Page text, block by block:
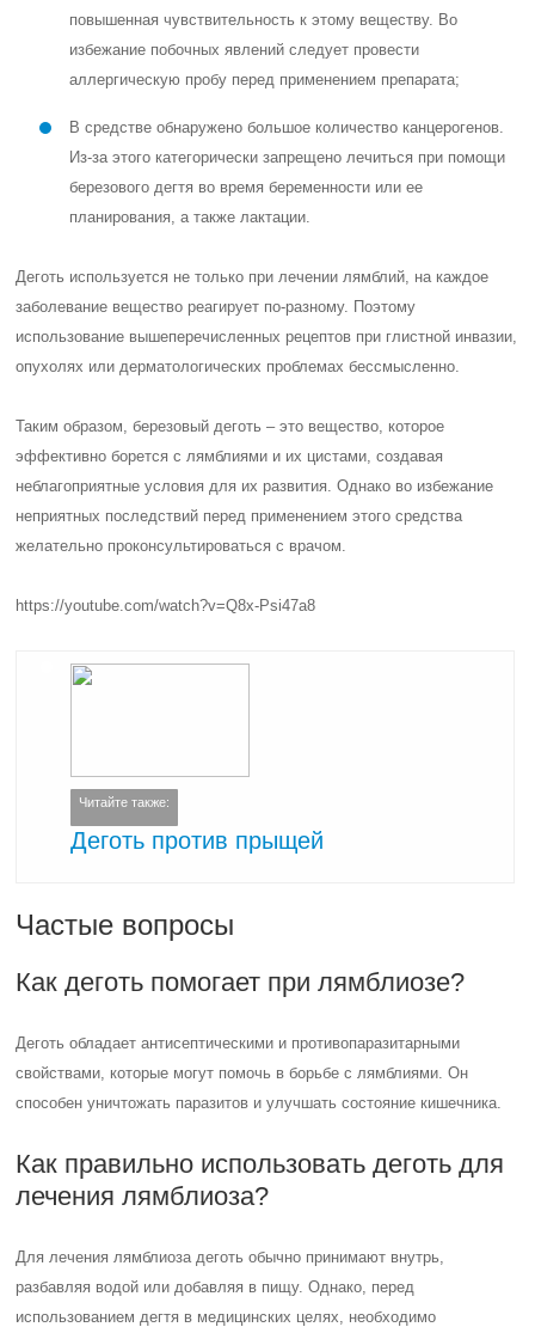
повышенная чувствительность к этому веществу. Во
избежание побочных явлений следует провести
аллергическую пробу перед применением препарата;
В средстве обнаружено большое количество канцерогенов.
Из-за этого категорически запрещено лечиться при помощи
березового дегтя во время беременности или ее
планирования, а также лактации.
Деготь используется не только при лечении лямблий, на каждое
заболевание вещество реагирует по-разному. Поэтому
использование вышеперечисленных рецептов при глистной инвазии,
опухолях или дерматологических проблемах бессмысленно.
Таким образом, березовый деготь – это вещество, которое
эффективно борется с лямблиями и их цистами, создавая
неблагоприятные условия для их развития. Однако во избежание
неприятных последствий перед применением этого средства
желательно проконсультироваться с врачом.
https://youtube.com/watch?v=Q8x-Psi47a8
Читайте также:
Деготь против прыщей
Частые вопросы
Как деготь помогает при лямблиозе?
Деготь обладает антисептическими и противопаразитарными
свойствами, которые могут помочь в борьбе с лямблиями. Он
способен уничтожать паразитов и улучшать состояние кишечника.
Как правильно использовать деготь для
лечения лямблиоза?
Для лечения лямблиоза деготь обычно принимают внутрь,
разбавляя водой или добавляя в пищу. Однако, перед
использованием дегтя в медицинских целях, необходимо